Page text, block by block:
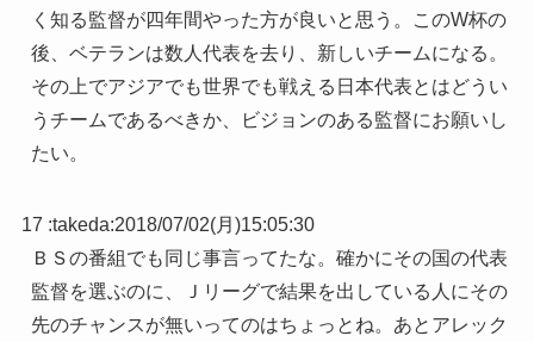
く知る監督が四年間やった方が良いと思う。このW杯の
後、ベテランは数人代表を去り、新しいチームになる。
その上でアジアでも世界でも戦える日本代表とはどうい
うチームであるべきか、ビジョンのある監督にお願いし
たい。
17 :takeda:2018/07/02(月)15:05:30
ＢＳの番組でも同じ事言ってたな。確かにその国の代表
監督を選ぶのに、Ｊリーグで結果を出している人にその
先のチャンスが無いってのはちょっとね。あとアレック